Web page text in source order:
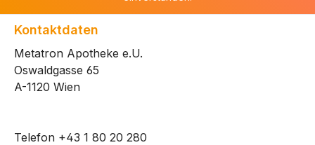
Kontaktdaten
Metatron Apotheke e.U.
Oswaldgasse 65
A-1120 Wien
Telefon +43 1 80 20 280